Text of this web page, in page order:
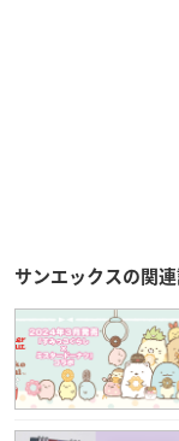
サンエックスの関